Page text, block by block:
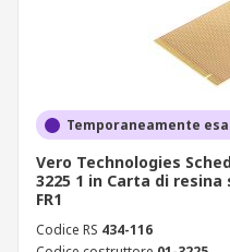
Temporaneamente
Vero Technologies
3225 1 in Carta di
FR1
Codice RS 434-116